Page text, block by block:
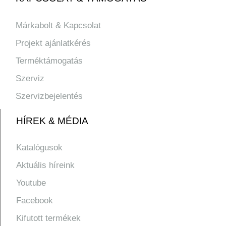
Márkabolt & Kapcsolat
Projekt ajánlatkérés
Terméktámogatás
Szerviz
Szervizbejelentés
HÍREK & MÉDIA
Katalógusok
Aktuális híreink
Youtube
Facebook
Kifutott termékek